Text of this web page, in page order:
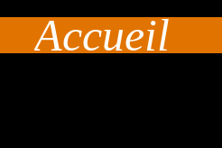
Accueil